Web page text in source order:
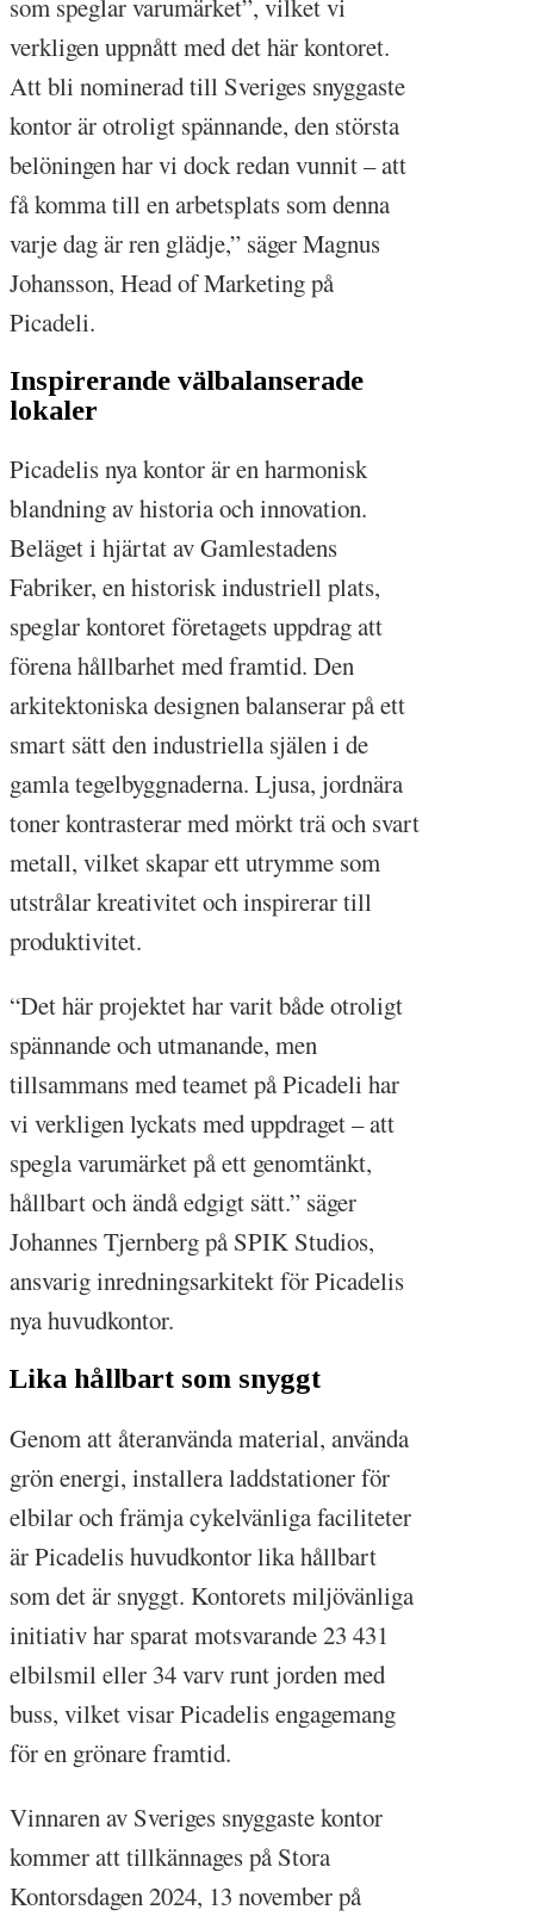
verkligen uppnått med det här kontoret.
Att bli nominerad till Sveriges snyggaste
kontor är otroligt spännande, den största
belöningen har vi dock redan vunnit – att
få komma till en arbetsplats som denna
varje dag är ren glädje,” säger Magnus
Johansson, Head of Marketing på
Picadeli.
Inspirerande välbalanserade
lokaler
Picadelis nya kontor är en harmonisk
blandning av historia och innovation.
Beläget i hjärtat av Gamlestadens
Fabriker, en historisk industriell plats,
speglar kontoret företagets uppdrag att
förena hållbarhet med framtid. Den
arkitektoniska designen balanserar på ett
smart sätt den industriella själen i de
gamla tegelbyggnaderna. Ljusa, jordnära
toner kontrasterar med mörkt trä och svart
metall, vilket skapar ett utrymme som
utstrålar kreativitet och inspirerar till
produktivitet.
“Det här projektet har varit både otroligt
spännande och utmanande, men
tillsammans med teamet på Picadeli har
vi verkligen lyckats med uppdraget – att
spegla varumärket på ett genomtänkt,
hållbart och ändå edgigt sätt.” säger
Johannes Tjernberg på SPIK Studios,
ansvarig inredningsarkitekt för Picadelis
nya huvudkontor.
Lika hållbart som snyggt
Genom att återanvända material, använda
grön energi, installera laddstationer för
elbilar och främja cykelvänliga faciliteter
är Picadelis huvudkontor lika hållbart
som det är snyggt. Kontorets miljövänliga
initiativ har sparat motsvarande 23 431
elbilsmil eller 34 varv runt jorden med
buss, vilket visar Picadelis engagemang
för en grönare framtid.
Vinnaren av Sveriges snyggaste kontor
kommer att tillkännages på Stora
Kontorsdagen 2024, 13 november på